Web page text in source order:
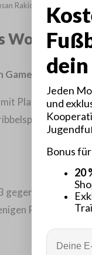
Rakic (Organisator
Platzsuche
gegen 1, 3 gegen
Pässen
Jeden
und
Bonus
20
Email